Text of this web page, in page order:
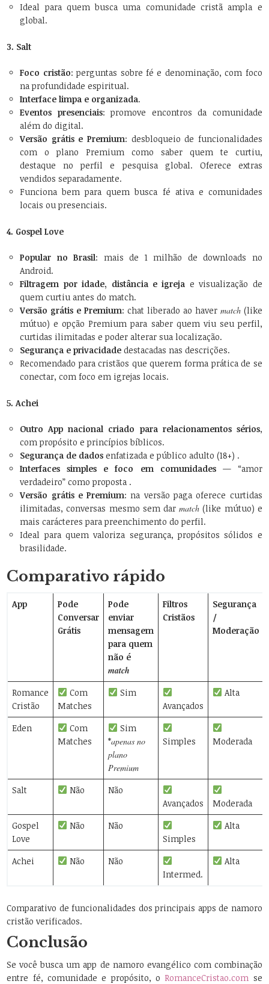
Ideal para quem busca uma comunidade cristã ampla e
global.
3. Salt
Foco cristão: perguntas sobre fé e denominação, com foco
na profundidade espiritual.
Interface limpa e organizada.
Eventos presenciais: promove encontros da comunidade
além do digital.
Versão grátis e Premium: desbloqueio de funcionalidades
com o plano Premium como saber quem te curtiu,
destaque no perfil e pesquisa global. Oferece extras
vendidos separadamente.
Funciona bem para quem busca fé ativa e comunidades
locais ou presenciais.
4. Gospel Love
Popular no Brasil: mais de 1 milhão de downloads no
Android.
Filtragem por idade, distância e igreja e visualização de
quem curtiu antes do match.
Versão grátis e Premium: chat liberado ao haver match(like
mútuo) e opção Premium para saber quem viu seu perfil,
curtidas ilimitadas e poder alterar sua localização.
Segurança e privacidade destacadas nas descrições.
Recomendado para cristãos que querem forma prática de se
conectar, com foco em igrejas locais.
5. Achei
Outro App nacional criado para relacionamentos sérios,
com propósito e princípios bíblicos.
Segurança de dados enfatizada e público adulto (18+) .
Interfaces simples e foco em comunidades— “amor
verdadeiro” como proposta .
Versão grátis e Premium: na versão paga oferece curtidas
ilimitadas, conversas mesmo sem darmatch (like mútuo) e
mais carácteres para preenchimento do perfil.
Ideal para quem valoriza segurança, propósitos sólidos e
brasilidade.
Comparativo rápido
App
Pode
Conversar
Grátis
Pode
enviar
mensagem
para quem
não é
match
Filtros
Cristãos
Segurança
/
Moderação
Romance
Cristão
Com
Matches
Sim
Avançados
Alta
Eden
Com
Matches
Sim
*apenas no
plano
Premium
Simples Moderada
Salt Não
Não
Avançados
Moderada
Gospel
Love
Não
Não
Simples
Alta
Achei Não
Não
Intermed.
Alta
Comparativo de funcionalidades dos principais apps de namoro
cristão verificados.
Conclusão
Se você busca um app de namoro evangélico com combinação
entre fé, comunidade e propósito, o RomanceCristao.com se